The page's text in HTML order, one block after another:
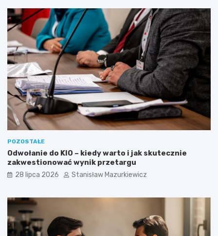
POZOSTAŁE
Odwołanie do KIO – kiedy warto i jak skutecznie
zakwestionować wynik przetargu
28 lipca 2026 Stanisław Mazurkiewicz